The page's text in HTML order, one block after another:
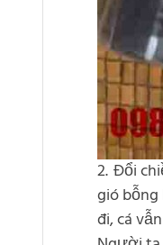
2. Đổi
gió bỗng
đi, cá